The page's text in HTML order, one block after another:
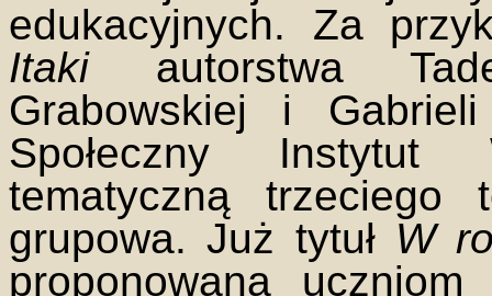
edukacyjnych. Za
Itakiautorstwa
Grabowskiej i
Społeczny Instytut
tematyczną trzeciego
grupowa. Już tytuł W
proponowana